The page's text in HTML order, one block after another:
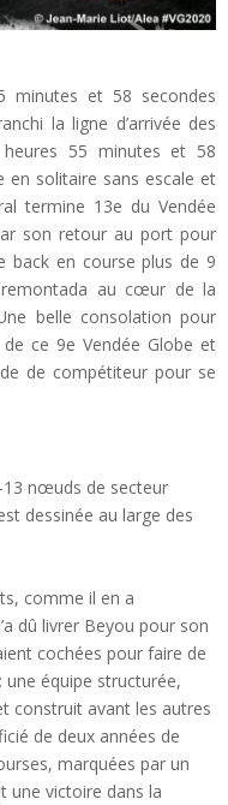
minutes et 58 secondes
la ligne d’arrivée des
heures 55 minutes et 58
en solitaire sans escale et
termine 13e du Vendée
son retour au port pour
back en course plus de 9
au cœur de la
belle consolation pour
ce 9e Vendée Globe et
de compétiteur pour se
13 nœuds de secteur
dessinée au large des
comme il en a
dû livrer Beyou pour son
cochées pour faire de
équipe structurée,
construit avant les autres
de deux années de
marquées par un
une victoire dans la